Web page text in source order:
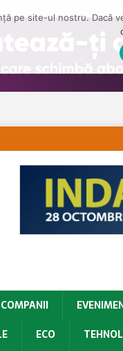
COMPANII
ECO
pe site-ul nostru.